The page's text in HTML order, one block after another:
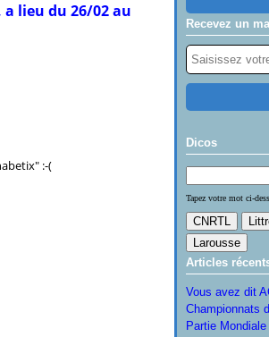
a lieu du 26/02 au
:-(
Recevez un
Dicos
Tapez votre mot ci-
Articles
Vous avez dit
Championnats
Partie